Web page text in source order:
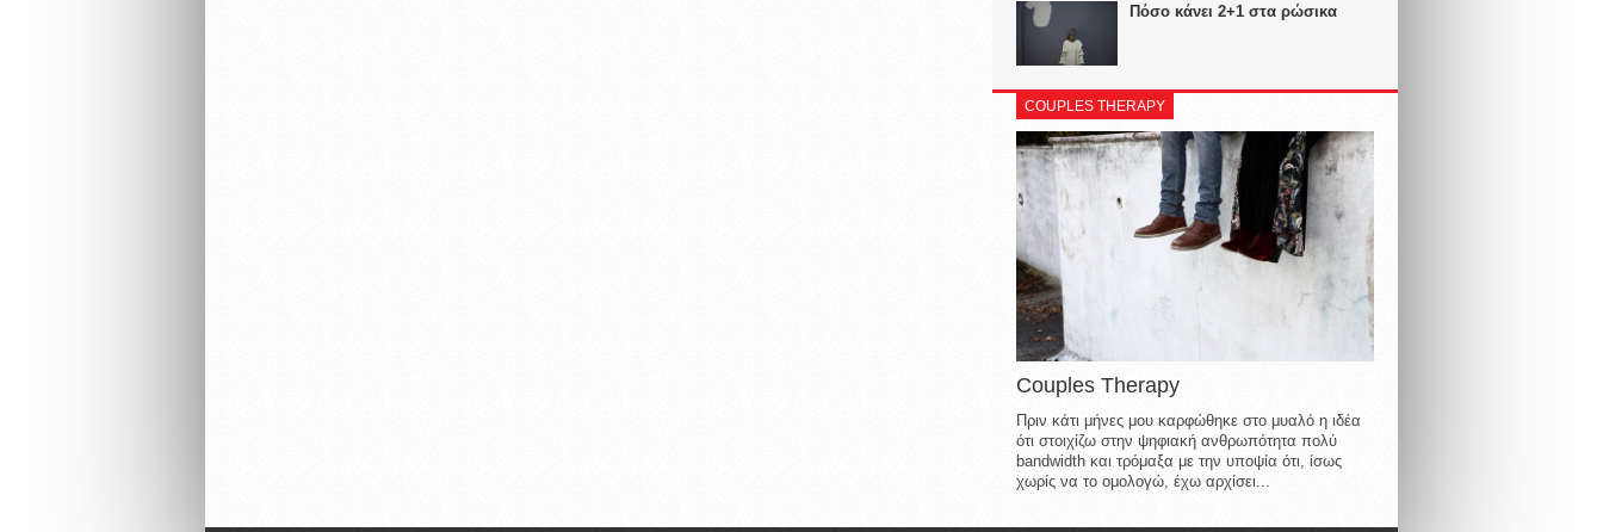
Πόσο κάνει 2+1 στα ρώσικα
COUPLES THERAPY
Couples Therapy
Πριν κάτι μήνες μου καρφώθηκε στο μυαλό η ιδέα
ότι στοιχίζω στην ψηφιακή ανθρωπότητα πολύ
bandwidth και τρόμαξα με την υποψία ότι, ίσως
χωρίς να το ομολογώ, έχω αρχίσει...